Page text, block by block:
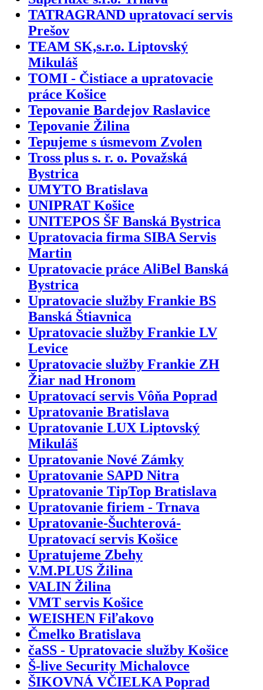
TATRAGRAND upratovací servis
Prešov
TEAM SK,s.r.o. Liptovský
Mikuláš
TOMI - Čistiace a upratovacie
práce Košice
Tepovanie Bardejov Raslavice
Tepovanie Žilina
Tepujeme s úsmevom Zvolen
Tross plus s. r. o. Považská
Bystrica
UMYTO Bratislava
UNIPRAT Košice
UNITEPOS ŠF Banská Bystrica
Upratovacia firma SIBA Servis
Martin
Upratovacie práce AliBel Banská
Bystrica
Upratovacie služby Frankie BS
Banská Štiavnica
Upratovacie služby Frankie LV
Levice
Upratovacie služby Frankie ZH
Žiar nad Hronom
Upratovací servis Vôňa Poprad
Upratovanie Bratislava
Upratovanie LUX Liptovský
Mikuláš
Upratovanie Nové Zámky
Upratovanie SAPD Nitra
Upratovanie TipTop Bratislava
Upratovanie firiem - Trnava
Upratovanie-Šuchterová-
Upratovací servis Košice
Upratujeme Zbehy
V.M.PLUS Žilina
VALIN Žilina
VMT servis Košice
WEISHEN Fiľakovo
Čmelko Bratislava
čaSS - Upratovacie služby Košice
Š-live Security Michalovce
ŠIKOVNÁ VČIELKA Poprad